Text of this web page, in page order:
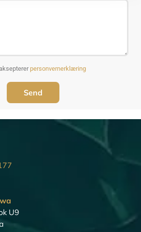
personvernerklæring
U9